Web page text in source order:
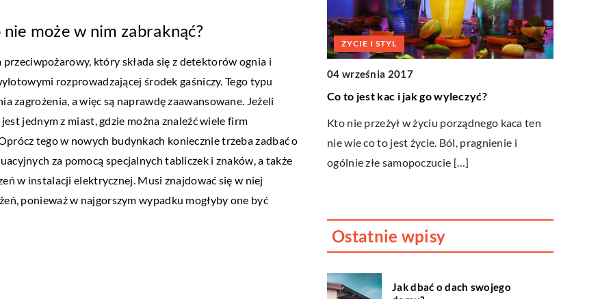
może w nim zabraknąć?
który składa się z detektorów ognia i
rozprowadzającej środek gaśniczy. Tego typu
zagrożenia, a więc są naprawdę zaawansowane. Jeżeli
jest jednym z miast, gdzie można znaleźć wiele firm
tego w nowych budynkach koniecznie trzeba zadbać o
za pomocą specjalnych tabliczek i znaków, a także
w instalacji elektrycznej. Musi znajdować się w niej
ponieważ w najgorszym wypadku mogłyby one być
Niestety nie
Dlatego też
samochód,
Jakie zabiegi wchodzą w skład dermatologii
estetycznej?
Czym jest? Dermatologia estetyczna to dział
dermatologii, który zajmuje się poprawą
estetycznego wyglądu skóry. Obejmuje ona
szeroki zakres zabiegów, w […]
ŻYCIE I STYL
04 września 2017
Co to jest kac i jak go wyleczyć?
Kto nie przeżył w życiu porządnego kaca ten
nie wie co to jest życie. Ból, pragnienie i
ogólnie złe samopoczucie […]
Ostatnie wpisy
Jak dbać o dach swojego
domu?